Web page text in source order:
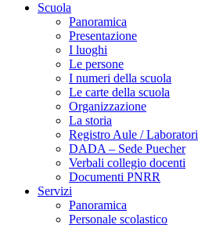
Scuola
Panoramica
Presentazione
I luoghi
Le persone
I numeri della scuola
Le carte della scuola
Organizzazione
La storia
Registro Aule / Laboratori
DADA – Sede Puecher
Verbali collegio docenti
Documenti PNRR
Servizi
Panoramica
Personale scolastico